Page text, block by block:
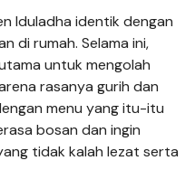
Iduladha identik dengan
di rumah. Selama ini,
untuk mengolah
rasanya gurih dan
menu yang itu-itu
bosan dan ingin
tidak kalah lezat serta